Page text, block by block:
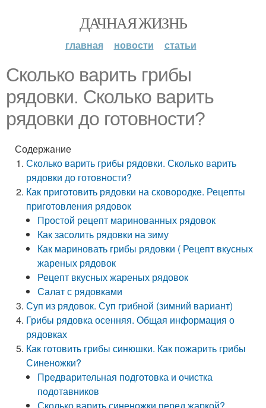
ДАЧНАЯ ЖИЗНЬ
главная новости статьи
Сколько варить грибы
рядовки. Сколько варить
рядовки до готовности?
Содержание
Сколько варить грибы рядовки. Сколько варить
рядовки до готовности?
Как приготовить рядовки на сковородке. Рецепты
приготовления рядовок
Простой рецепт маринованных рядовок
Как засолить рядовки на зиму
Как мариновать грибы рядовки ( Рецепт вкусных
жареных рядовок
Рецепт вкусных жареных рядовок
Салат с рядовками
Суп из рядовок. Суп грибной (зимний вариант)
Грибы рядовка осенняя. Общая информация о
рядовках
Как готовить грибы синюшки. Как пожарить грибы
Синеножки?
Предварительная подготовка и очистка
подотавников